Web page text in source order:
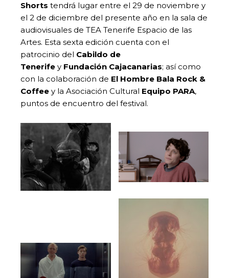
Shorts tendrá lugar entre el 29 de noviembre y
el 2 de diciembre del presente año en la sala de
audiovisuales de TEA Tenerife Espacio de las
Artes. Esta sexta edición cuenta con el
patrocinio del Cabildo de
Tenerife y Fundación Cajacanarias; así como
con la colaboración de El Hombre Bala Rock &
Coffee y la Asociación Cultural Equipo PARA,
puntos de encuentro del festival.